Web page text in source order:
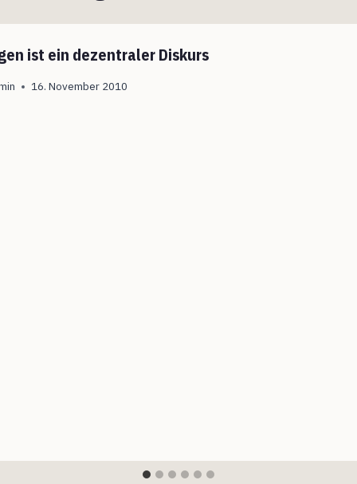
ist ein dezentraler Diskurs
16. November 2010